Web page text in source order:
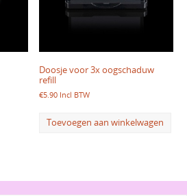
Doosje voor 3x oogschaduw
refill
€5.90 Incl BTW
Toevoegen aan winkelwagen